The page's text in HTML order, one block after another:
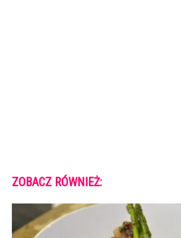
ZOBACZ RÓWNIEŻ: